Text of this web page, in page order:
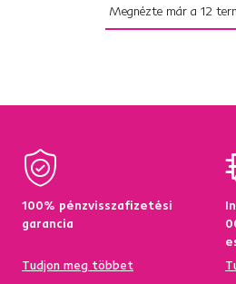
Megnézte már a 12
100% pénzvisszafizetési
garancia
Tudjon meg többet